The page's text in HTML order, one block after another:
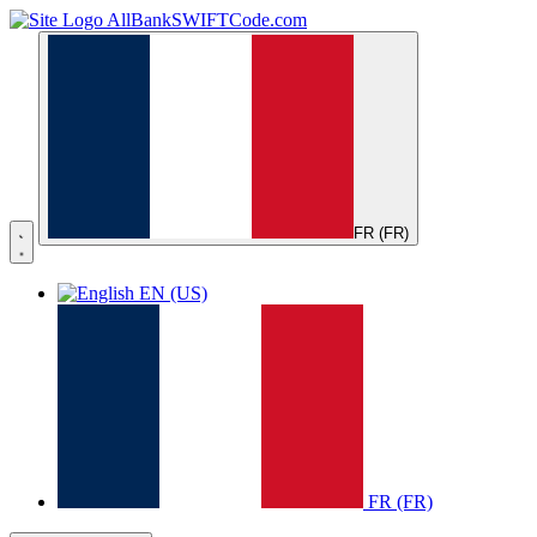
AllBankSWIFTCode.com
FR (FR)
EN (US)
FR (FR)